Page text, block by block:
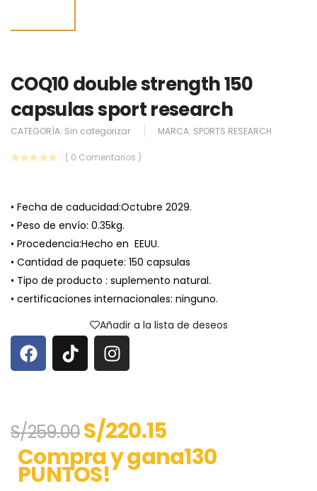
COQ10 double strength 150
capsulas sport research
CATEGORÍA: Sin categorizar MARCA: SPORTS RESEARCH
( 0 Comentarios )
• Fecha de caducidad:Octubre 2029.
• Peso de envío: 0.35kg.
• Procedencia:Hecho en EEUU.
• Cantidad de paquete: 150 capsulas
• Tipo de producto : suplemento natural.
• certificaciones internacionales: ninguno.
Añadir a la lista de deseos
S/259.00S/220.15
Compra y gana130
PUNTOS!